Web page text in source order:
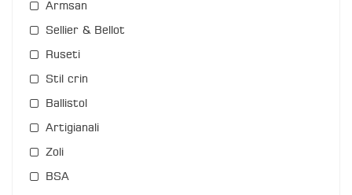
Armsan
Sellier & Bellot
Ruseti
Stil crin
Ballistol
Artigianali
Zoli
BSA